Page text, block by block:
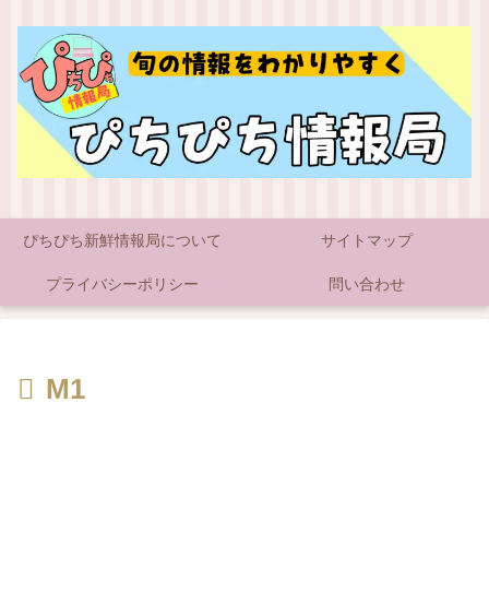
ぴちぴち新鮮情報局について サイトマップ
プライバシーポリシー 問い合わせ
M1